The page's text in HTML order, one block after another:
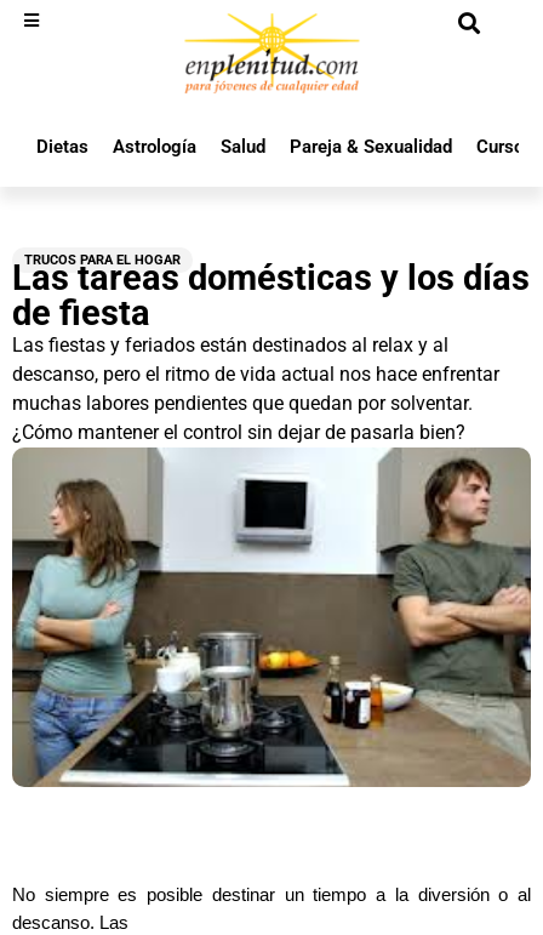
Dietas Astrología Salud Pareja & Sexualidad Cursos
TRUCOS PARA EL HOGAR
Las tareas domésticas y los días
de fiesta
Las fiestas y feriados están destinados al relax y al
descanso, pero el ritmo de vida actual nos hace enfrentar
muchas labores pendientes que quedan por solventar.
¿Cómo mantener el control sin dejar de pasarla bien?
No siempre es posible destinar un tiempo a la diversión o al
descanso. Las